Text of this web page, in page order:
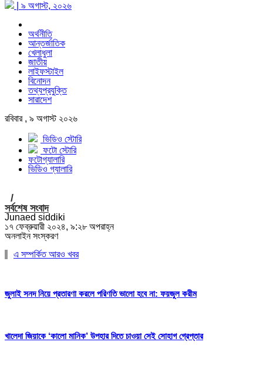
| ৯ অগাস্ট, ২০২৬
অর্থনীতি
আন্তর্জাতিক
খেলাধুলা
জাতীয়
লাইফস্টাইল
বিনোদন
তথ্যপ্রযুক্তি
সারাদেশ
রবিবার , ৯ অগাস্ট ২০২৬
ভিডিও স্টোরি
ফটো স্টোরি
ফটোগ্যালারি
ভিডিও গ্যালারি
/
সর্বশেষ সংবাদ
Junaed siddiki
১৭ ফেব্রুয়ারী ২০২৪, ৯:২৮ অপরাহ্ন
অনলাইন সংস্করণ
এ সম্পর্কিত আরও খবর
জুলাই সনদ নিয়ে প্রতারণা করলে পরিণতি ভালো হবে না: ফয়জুল করীম
খালেদা জিয়াকে ‘কালো মানিক’ উপহার দিতে চাওয়া সেই সোহাগ গ্রেপ্তার